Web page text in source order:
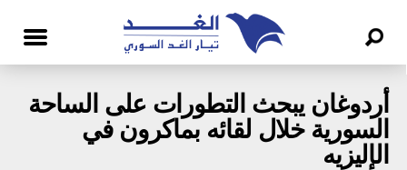
أردوغان يبحث التطورات على الساحة
السورية خلال لقائه بماكرون في
الإليزيه